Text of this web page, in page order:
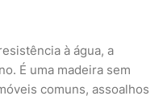
à água, a
É uma madeira sem
comuns, assoalhos